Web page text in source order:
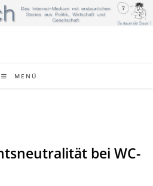
MENÜ
bei WC-